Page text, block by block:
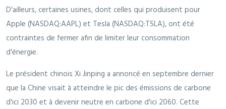
D'ailleurs, certaines usines, dont celles qui produisent pour
Apple (NASDAQ:AAPL) et Tesla (NASDAQ:TSLA), ont été
contraintes de fermer afin de limiter leur consommation
d'énergie.
Le président chinois Xi Jinping a annoncé en septembre dernier
que la Chine visait à atteindre le pic des émissions de carbone
d'ici 2030 et à devenir neutre en carbone d'ici 2060. Cette